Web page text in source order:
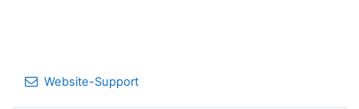
Website-Support